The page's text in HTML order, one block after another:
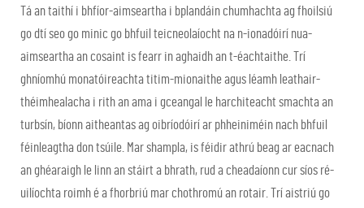
Tá an taithí i bhfíor-aimseartha i bplandáin chumhachta ag fhoilsiú
go dtí seo go minic go bhfuil teicneolaíocht na n-ionadóirí nua-
aimseartha an cosaint is fearr in aghaidh an t-éachtaithe. Trí
ghníomhú monatóireachta titim-mionaithe agus léamh leathair-
théimhealacha i rith an ama i gceangal le harchiteacht smachta an
turbsín, bíonn aitheantas ag oibríodóirí ar phheiniméin nach bhfuil
féinleagtha don tsúile. Mar shampla, is féidir athrú beag ar eacnach
an ghéaraigh le linn an stáirt a bhrath, rud a cheadaíonn cur síos ré-
uilíochta roimh é a fhorbriú mar chothromú an rotair. Trí aistriú go